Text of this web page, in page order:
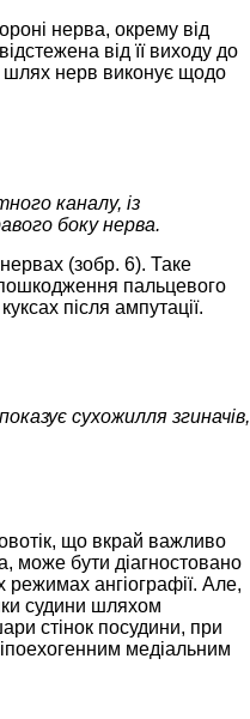
нерва, окрему від
від її виходу до
шлях нерв виконує щодо
каналу, із
боку нерва.
(зобр. 6). Таке
пошкодження пальцевого
після ампутації.
сухожилля згиначів,
що вкрай важливо
може бути діагностовано
режимах ангіографії. Але,
судини шляхом
стінок посудини, при
медіальним